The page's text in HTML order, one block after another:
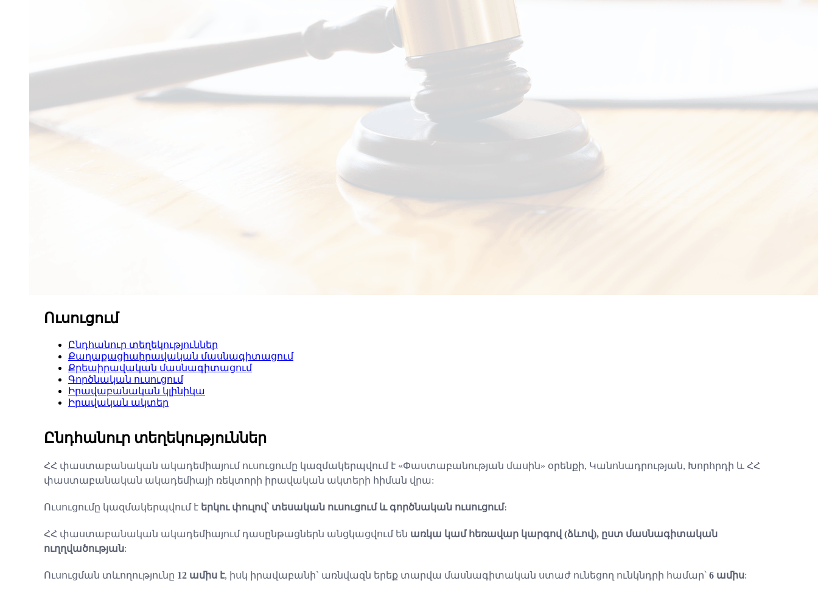
Ուսուցում
Ընդհանուր տեղեկություններ
Քաղաքացիաիրավական մասնագիտացում
Քրեաիրավական մասնագիտացում
Գործնական ուսուցում
Իրավաբանական կլինիկա
Իրավական ակտեր
Ընդհանուր տեղեկություններ
ՀՀ փաստաբանական ակադեմիայում ուսուցումը կազմակերպվում է «Փաստաբանության մասին» օրենքի, Կանոնադրության, Խորհրդի և ՀՀ
փաստաբանական ակադեմիայի ռեկտորի իրավական ակտերի հիման վրա:
Ուսուցումը կազմակերպվում է երկու փուլով՝ տեսական ուսուցում և գործնական ուսուցում։
ՀՀ փաստաբանական ակադեմիայում դասընթացներն անցկացվում են առկա կամ հեռավար կարգով (ձևով), ըստ մասնագիտական
ուղղվածության:
Ուսուցման տևողությունը 12 ամիս է, իսկ իրավաբանի` առնվազն երեք տարվա մասնագիտական ստաժ ունեցող ունկնդրի համար՝ 6 ամիս: